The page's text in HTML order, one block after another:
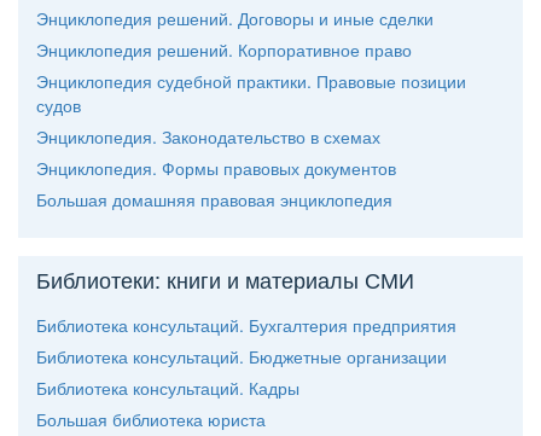
Энциклопедия решений. Договоры и иные сделки
Энциклопедия решений. Корпоративное право
Энциклопедия судебной практики. Правовые позиции
судо
Энциклопедия. Законодательство в схемах
Энциклопедия. Формы правовых документо
Большая домашняя правовая энциклопедия
Библиотеки: книги и материалы СМИ
Библиотека консультаций. Бухгалтерия предприятия
Библиотека консультаций. Бюджетные организации
Библиотека консультаций. Кадры
Большая библиотека юриста